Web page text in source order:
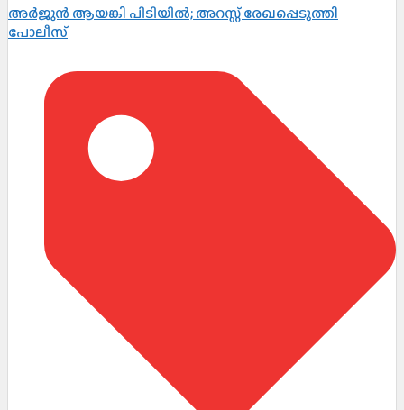
അർജുൻ ആയങ്കി പിടിയിൽ; അറസ്റ്റ് രേഖപ്പെടുത്തി
പോലീസ്